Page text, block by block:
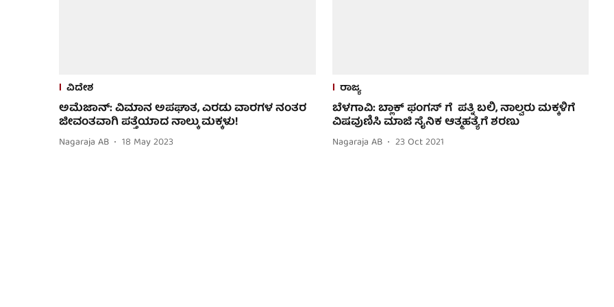
ವಿದೇಶ
ಅಮೆಜಾನ್‌: ವಿಮಾನ ಅಪಘಾತ, ಎರಡು ವಾರಗಳ ನಂತರ
ಜೀವಂತವಾಗಿ ಪತ್ತೆಯಾದ ನಾಲ್ಕು ಮಕ್ಕಳು!
Nagaraja AB 18 May 2023
ರಾಜ್ಯ
ಬೆಳಗಾವಿ: ಬ್ಲಾಕ್ ಫಂಗಸ್ ಗೆ ಪತ್ನಿ ಬಲಿ, ನಾಲ್ವರು ಮಕ್ಕಳಿಗೆ
ವಿಷವುಣಿಸಿ ಮಾಜಿ ಸೈನಿಕ ಆತ್ಮಹತ್ಯೆಗೆ ಶರಣು
Nagaraja AB 23 Oct 2021